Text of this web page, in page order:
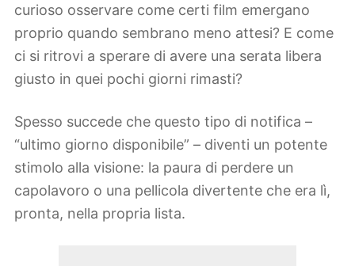
curioso osservare come certi film emergano
proprio quando sembrano meno attesi? E come
ci si ritrovi a sperare di avere una serata libera
giusto in quei pochi giorni rimasti?
Spesso succede che questo tipo di notifica –
“ultimo giorno disponibile” – diventi un potente
stimolo alla visione: la paura di perdere un
capolavoro o una pellicola divertente che era lì,
pronta, nella propria lista.